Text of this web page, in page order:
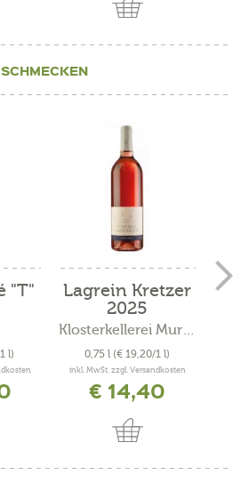
"T"
l)
Lagrein Kretzer
2025
Klosterkellerei Muri Gries
0,75 l (€ 19,20/1 l)
inkl. MwSt. zzgl. Versandkosten
€ 14,40